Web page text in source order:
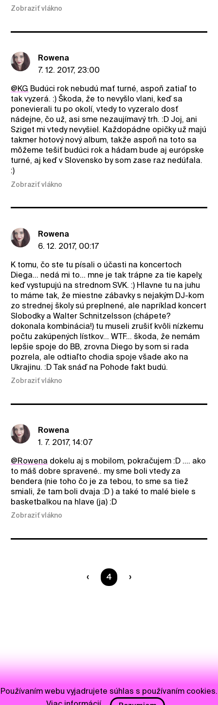
Zobraziť vlákno
Rowena
7. 12. 2017, 23:00
@KG Budúci rok nebudú mať turné, aspoň zatiaľ to
tak vyzerá. :) Škoda, že to nevyšlo vlani, keď sa
ponevierali tu po okolí, vtedy to vyzeralo dosť
nádejne, čo už, asi sme nezaujímavý trh. :D Joj, ani
Sziget mi vtedy nevyšiel. Každopádne opičky už majú
takmer hotový nový album, takže aspoň na toto sa
môžeme tešiť budúci rok a hádam bude aj európske
turné, aj keď v Slovensko by som zase raz nedúfala.
:)
Zobraziť vlákno
Rowena
6. 12. 2017, 00:17
K tomu, čo ste tu písali o účasti na koncertoch
Diega... nedá mi to... mne je tak trápne za tie kapely,
keď vystupujú na strednom SVK. :) Hlavne tu na juhu
to máme tak, že miestne zábavky s nejakým DJ-kom
zo strednej školy sú preplnené, ale napríklad koncert
Slobodky a Walter Schnitzelsson (chápete?
dokonala kombinácia!) tu museli zrušiť kvôli nízkemu
počtu zakúpených lístkov... WTF... škoda, že nemám
lepšie spoje do BB, zrovna Diego by som si rada
pozrela, ale odtiaľto chodia spoje všade ako na
Ukrajinu. :D Tak snáď na Pohode fakt budú.
Zobraziť vlákno
Rowena
1. 7. 2017, 14:07
@Rowena dokelu aj s mobilom, pokračujem :D .... ako
to máš dobre spravené.. my sme boli vtedy za
bendera (nie toho čo je za tebou, to sme sa tiež
smiali, že tam boli dvaja :D ) a také to malé biele s
basketbalkou na hlave (ja) :D
Zobraziť vlákno
Ste na strane
4
Používaním webu vyjadrujete súhlas s používaním cookies.